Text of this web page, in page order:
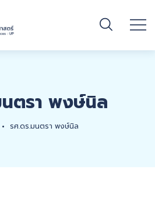
ตรา พงษ์นิล
รศ.ดร.มนตรา พงษ์นิล